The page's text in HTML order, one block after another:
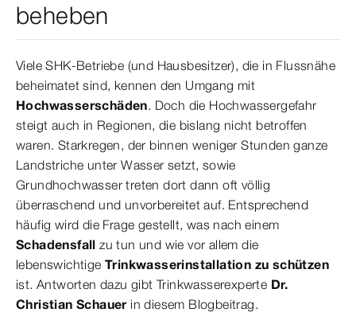
beheben
Viele SHK-Betriebe (und Hausbesitzer), die in Flussnähe
beheimatet sind, kennen den Umgang mit
Hochwasserschäden. Doch die Hochwassergefahr
steigt auch in Regionen, die bislang nicht betroffen
waren. Starkregen, der binnen weniger Stunden ganze
Landstriche unter Wasser setzt, sowie
Grundhochwasser treten dort dann oft völlig
überraschend und unvorbereitet auf. Entsprechend
häufig wird die Frage gestellt, was nach einem
Schadensfallzu tun und wie vor allem die
lebenswichtigeTrinkwasserinstallation zu schützen
ist. Antworten dazu gibt Trinkwasserexperte Dr.
Christian Schauer in diesem Blogbeitrag.